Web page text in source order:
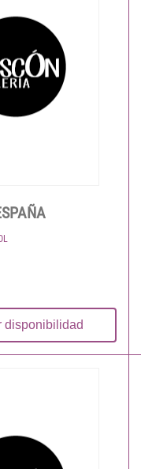
disponibilidad